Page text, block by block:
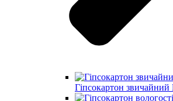
Гіпсокартон